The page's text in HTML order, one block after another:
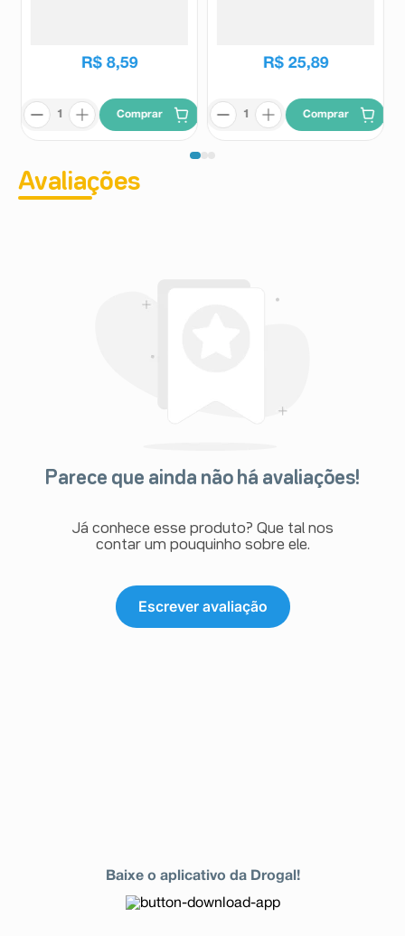
R$ 8,59
Comprar
R$ 25,89
Comprar
Avaliações
Parece que ainda não há avaliações!
Já conhece esse produto? Que tal nos
contar um pouquinho sobre ele.
Escrever avaliação
Baixe o aplicativo da Drogal!